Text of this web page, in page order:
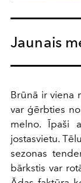
Jaunais
Brūnā ir viena
var ģērbties
melno. Īpaši
jostasvietu.
sezonas
bārkstis var